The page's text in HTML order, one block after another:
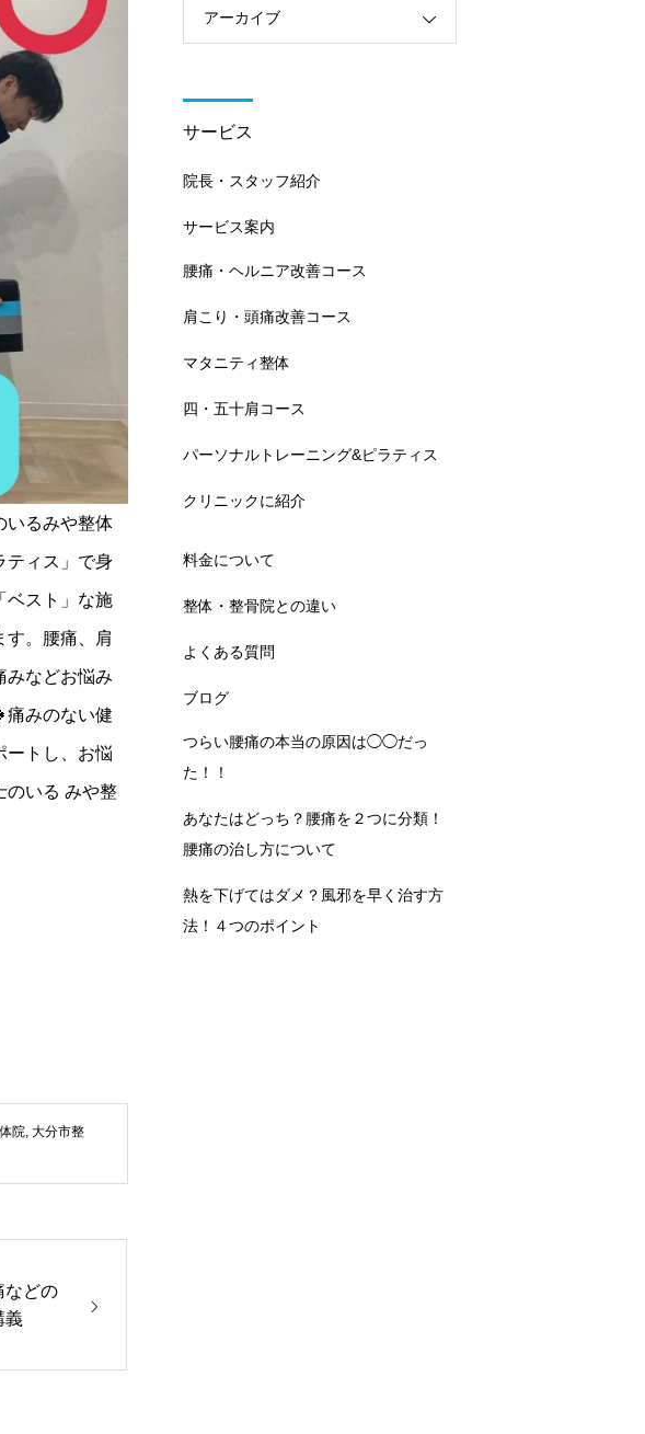
いるみや整体
ティス」で身
ベスト」な施
す。腰痛、肩
みなどお悩み
痛みのない健
ートし、お悩
のいる みや整
院, 大分市整
などの
義
アーカイブ
サービス
院長・スタッフ紹介
サービス案内
腰痛・ヘルニア改善コース
肩こり・頭痛改善コース
マタニティ整体
四・五十肩コース
パーソナルトレーニング&ピラティス
クリニックに紹介
料金について
整体・整骨院との違い
よくある質問
ブログ
つらい腰痛の本当の原因は◯◯だっ
た！！
あなたはどっち？腰痛を２つに分類！
腰痛の治し方について
熱を下げてはダメ？風邪を早く治す方
法！４つのポイント